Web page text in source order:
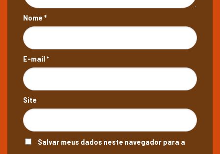
Nome *
E-mail *
Site
Salvar meus dados neste navegador para a